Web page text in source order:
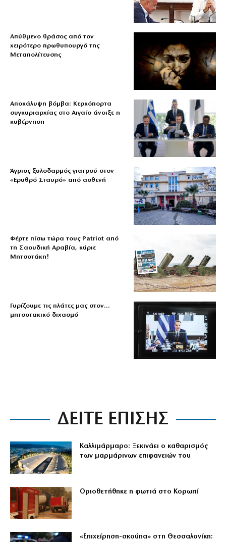
Απύθμενο θράσος από τον
χειρότερο πρωθυπουργό της
Μεταπολίτευσης
Αποκάλυψη βόμβα: Κερκόπορτα
συγκυριαρχίας στο Αιγαίο άνοιξε η
κυβέρνηση
Άγριος ξυλοδαρμός γιατρού στον
«Ερυθρό Σταυρό» από ασθενή
Φέρτε πίσω τώρα τους Patriot από
τη Σαουδική Αραβία, κύριε
Μητσοτάκη!
Γυρίζουμε τις πλάτες μας στον…
μητσοτακικό διχασμό
ΔΕΙΤΕ ΕΠΙΣΗΣ
Καλλιμάρμαρο: Ξεκινάει ο καθαρισμός
των μαρμάρινων επιφανειών του
Οριοθετήθηκε η φωτιά στο Κορωπί
«Επιχείρηση-σκούπα» στη Θεσσαλονίκη: